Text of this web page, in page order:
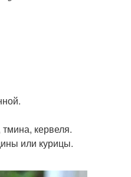
кервеля.
или курицы.